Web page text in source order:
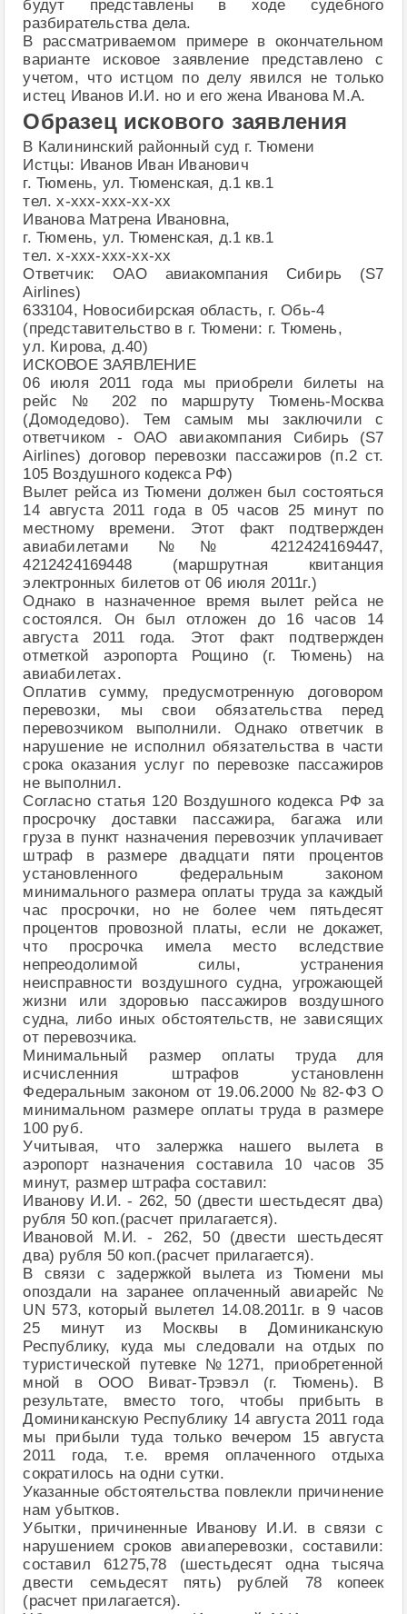
будут представлены в ходе судебного
разбирательства дела.
В рассматриваемом примере в окончательном
варианте исковое заявление представлено с
учетом, что истцом по делу явился не только
истец Иванов И.И. но и его жена Иванова М.А.
Образец искового заявления
В Калининский районный суд г. Тюмени
Истцы: Иванов Иван Иванович
г. Тюмень, ул. Тюменская, д.1 кв.1
тел. х-ххх-ххх-хх-хх
Иванова Матрена Ивановна,
г. Тюмень, ул. Тюменская, д.1 кв.1
тел. х-ххх-ххх-хх-хх
Ответчик: ОАО авиакомпания Сибирь (S7
Airlines)
633104, Новосибирская область, г. Обь-4
(представительство в г. Тюмени: г. Тюмень,
ул. Кирова, д.40)
ИСКОВОЕ ЗАЯВЛЕНИЕ
06 июля 2011 года мы приобрели билеты на
рейс № 202 по маршруту Тюмень-Москва
(Домодедово). Тем самым мы заключили с
ответчиком - ОАО авиакомпания Сибирь (S7
Airlines) договор перевозки пассажиров (п.2 ст.
105 Воздушного кодекса РФ)
Вылет рейса из Тюмени должен был состояться
14 августа 2011 года в 05 часов 25 минут по
местному времени. Этот факт подтвержден
авиабилетами №№ 4212424169447,
4212424169448 (маршрутная квитанция
электронных билетов от 06 июля 2011г.)
Однако в назначенное время вылет рейса не
состоялся. Он был отложен до 16 часов 14
августа 2011 года. Этот факт подтвержден
отметкой аэропорта Рощино (г. Тюмень) на
авиабилетах.
Оплатив сумму, предусмотренную договором
перевозки, мы свои обязательства перед
перевозчиком выполнили. Однако ответчик в
нарушение не исполнил обязательства в части
срока оказания услуг по перевозке пассажиров
не выполнил.
Согласно статья 120 Воздушного кодекса РФ за
просрочку доставки пассажира, багажа или
груза в пункт назначения перевозчик уплачивает
штраф в размере двадцати пяти процентов
установленного федеральным законом
минимального размера оплаты труда за каждый
час просрочки, но не более чем пятьдесят
процентов провозной платы, если не докажет,
что просрочка имела место вследствие
непреодолимой силы, устранения
неисправности воздушного судна, угрожающей
жизни или здоровью пассажиров воздушного
судна, либо иных обстоятельств, не зависящих
от перевозчика.
Минимальный размер оплаты труда для
исчисленния штрафов установленн
Федеральным законом от 19.06.2000 № 82-ФЗ О
минимальном размере оплаты труда в размере
100 руб.
Учитывая, что залержка нашего вылета в
аэропорт назначения составила 10 часов 35
минут, размер штрафа составил:
Иванову И.И. - 262, 50 (двести шестьдесят два)
рубля 50 коп.(расчет прилагается).
Ивановой М.И. - 262, 50 (двести шестьдесят
два) рубля 50 коп.(расчет прилагается).
В связи с задержкой вылета из Тюмени мы
опоздали на заранее оплаченный авиарейс №
UN 573, который вылетел 14.08.2011г. в 9 часов
25 минут из Москвы в Доминиканскую
Республику, куда мы следовали на отдых по
туристической путевке №1271, приобретенной
мной в ООО Виват-Трэвэл (г. Тюмень). В
результате, вместо того, чтобы прибыть в
Доминиканскую Республику 14 августа 2011 года
мы прибыли туда только вечером 15 августа
2011 года, т.е. время оплаченного отдыха
сократилось на одни сутки.
Указанные обстоятельства повлекли причинение
нам убытков.
Убытки, причиненные Иванову И.И. в связи с
нарушением сроков авиаперевозки, составили:
составил 61275,78 (шестьдесят одна тысяча
двести семьдесят пять) рублей 78 копеек
(расчет прилагается).